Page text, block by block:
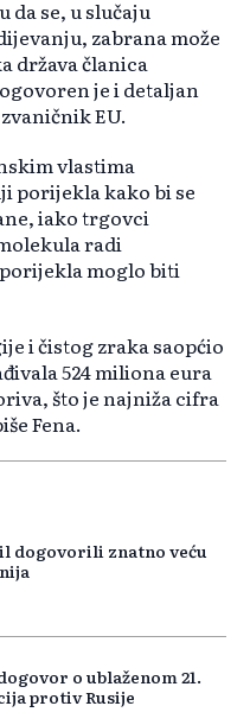
da se, u slučaju
zabrana može
država članica
je i detaljan
EU.
vlastima
porijekla kako bi se
iako trgovci
radi
moglo biti
i čistog zraka saopćio
524 miliona eura
što je najniža cifra
Fena.
dogovorili znatno veću
o ublaženom 21.
protiv Rusije